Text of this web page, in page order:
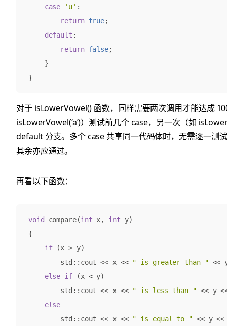
case 'u' :
return true;
default :
return false;
}
}
对于 isLowerVowel() 函数，同样需要两次调用才能达成
isLowerVowel(‘a’)）测试前几个 case，另一次（如
default 分支。多个 case 共享同一代码体时，无需逐一
其余亦应通过。
再看以下函数：
void compare(int x, int y)
{
if
(x > y)
std :: cout << x << " is greater than " <<
else if (x < y)
std :: cout << x << " is less than " << y
else
std :: cout << x << " is equal to " << y <<